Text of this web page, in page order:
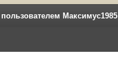
Максимус1985